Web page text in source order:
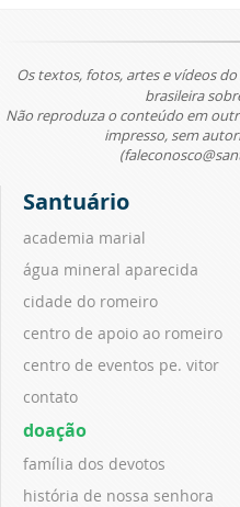
Os textos, fotos, artes e vídeos
brasileira
Não reproduza o conteúdo em
impresso, sem
Santuário
academia marial
água mineral aparecida
cidade do romeiro
centro de apoio ao romeiro
centro de eventos pe. vitor
contato
doação
família dos devotos
história de nossa senhora